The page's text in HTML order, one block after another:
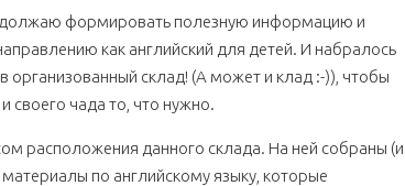
формировать полезную информацию и
как английский для детей. И набралось
склад! (А может и клад :-)), чтобы
своего чада то, что нужно.
расположения данного склада. На ней собраны (и
по английскому языку, которые